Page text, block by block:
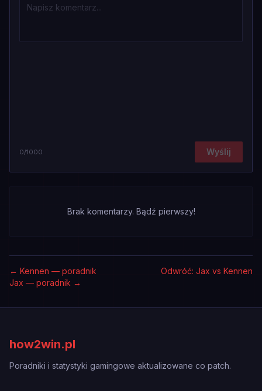
0/1000 Wyślij
Brak komentarzy. Bądź pierwszy!
← Kennen — poradnik
Odwróć: Jax vs Kennen
Jax — poradnik →
how2win.pl
Poradniki i statystyki gamingowe aktualizowane co patch.